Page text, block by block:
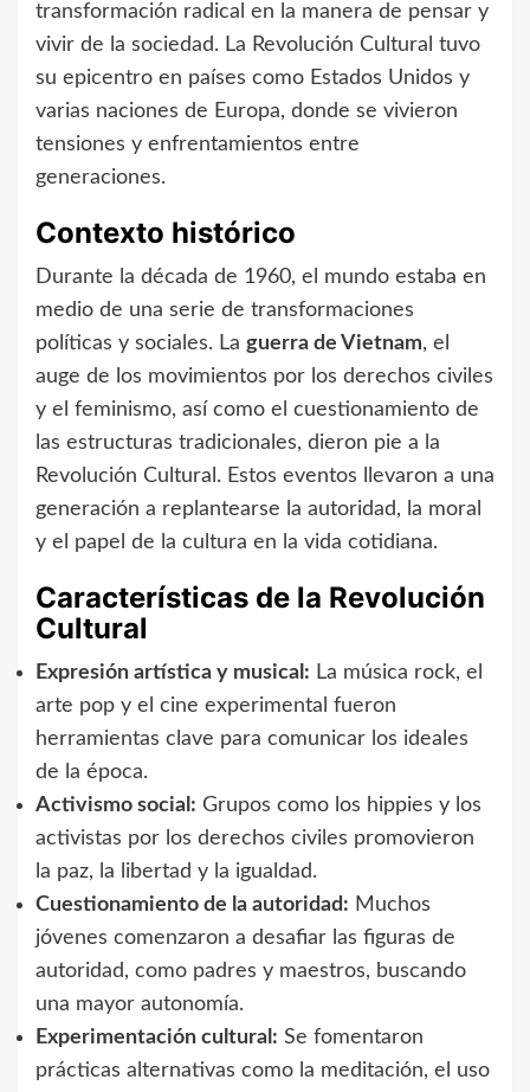
transformación radical en la manera de pensar y
vivir de la sociedad. La Revolución Cultural tuvo
su epicentro en países como Estados Unidos y
varias naciones de Europa, donde se vivieron
tensiones y enfrentamientos entre
generaciones.
Contexto histórico
Durante la década de 1960, el mundo estaba en
medio de una serie de transformaciones
políticas y sociales. La guerra de Vietnam, el
auge de los movimientos por los derechos civiles
y el feminismo, así como el cuestionamiento de
las estructuras tradicionales, dieron pie a la
Revolución Cultural. Estos eventos llevaron a una
generación a replantearse la autoridad, la moral
y el papel de la cultura en la vida cotidiana.
Características de la Revolución
Cultural
Expresión artística y musical: La música rock, el
arte pop y el cine experimental fueron
herramientas clave para comunicar los ideales
de la época.
Activismo social: Grupos como los hippies y los
activistas por los derechos civiles promovieron
la paz, la libertad y la igualdad.
Cuestionamiento de la autoridad: Muchos
jóvenes comenzaron a desafiar las figuras de
autoridad, como padres y maestros, buscando
una mayor autonomía.
Experimentación cultural: Se fomentaron
prácticas alternativas como la meditación, el uso